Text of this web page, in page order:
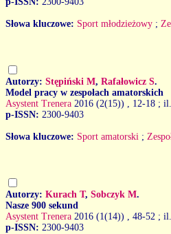
Słowa kluczowe: Sport młodzieżowy ;
Autorzy: Stępiński M, Rafałowicz S.
Model pracy w zespołach amatorskich
Asystent Trenera 2016 (2(15))
, 12-18 ; il.
p-ISSN: 2300-9403
Słowa kluczowe: Sport amatorski ;
Autorzy: Kurach T, Sobczyk M.
Nasze 900 sekund
Asystent Trenera 2016 (1(14))
, 48-52 ; il.
p-ISSN: 2300-9403